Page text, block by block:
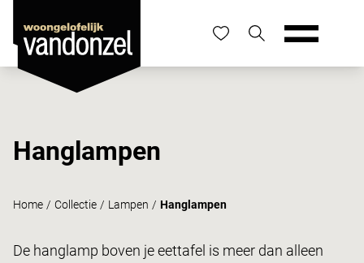
Hanglampen
Home / Collectie / Lampen / Hanglampen
De hanglamp boven je eettafel is meer dan alleen